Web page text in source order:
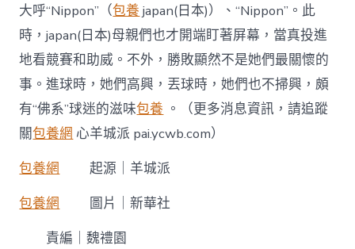
大呼“Nippon”（包養 japan(日本)）、“Nippon”。此
時，japan(日本)母親們也才開端盯著屏幕，當真投進
地看競賽和助威。不外，勝敗顯然不是她們最關懷的
事。進球時，她們高興，丟球時，她們也不掃興，頗
有“佛系”球迷的滋味包養 。（更多消息資訊，請追蹤
關包養網 心羊城派 pai.ycwb.com）
包養網
起源｜羊城派
包養網
圖片｜新華社
責編｜魏禮園